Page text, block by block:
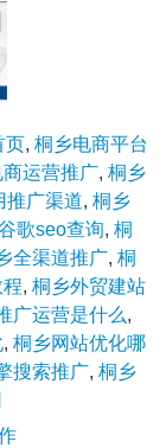
页, 桐乡电商平台
运营推广, 桐乡
推广渠道, 桐乡
歌seo查询, 桐
全渠道推广, 桐
, 桐乡外贸建站
广运营是什么,
, 桐乡网站优化哪
搜索推广, 桐乡